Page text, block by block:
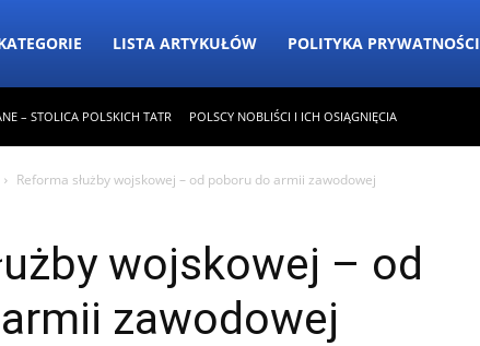
LISTA ARTYKUŁÓW POLITYKA PRYWATNOŚCI
– STOLICA POLSKICH TATR POLSCY NOBLIŚCI I ICH OSIĄGNIĘCIA
Reforma służby wojskowej – od poboru do armii zawodowej
wojskowej – od
zawodowej